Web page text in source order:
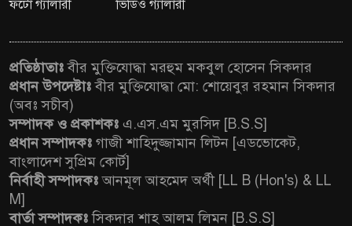
ফটো গ্যালারী ভিডিও গ্যালারী
প্রতিষ্ঠাতাঃবীর মুক্তিযোদ্ধা মরহুম মকবুল হোসেন সিকদার
প্রধান উপদেষ্টাঃবীর মুক্তিযোদ্ধা মো: শোয়েবুর রহমান সিকদার
(অবঃ সচীব)
সম্পাদক ও প্রকাশকঃ এ.এস.এম মুরসিদ [B.S.S]
প্রধান সম্পাদকঃ গাজী শাহিদুজ্জামান লিটন [এডভোকেট,
বাংলাদেশ সুপ্রিম কোর্ট]
নির্বাহী সম্পাদকঃআনমূল আহমেদ অর্থী [LL B (Hon's) & LL
M]
বার্তা সম্পাদকঃসিকদার শাহ আলম লিমন [B.S.S]